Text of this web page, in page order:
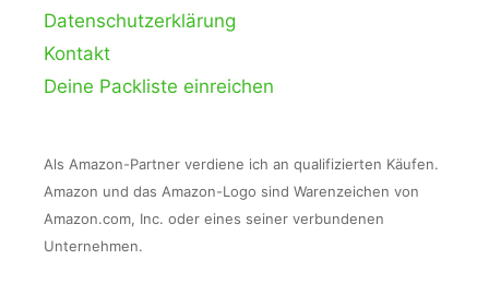
Datenschutzerklärung
Kontakt
Deine Packliste einreichen
Als Amazon-Partner verdiene ich an qualifizierten Käufen.
Amazon und das Amazon-Logo sind Warenzeichen von
Amazon.com, Inc. oder eines seiner verbundenen
Unternehmen.